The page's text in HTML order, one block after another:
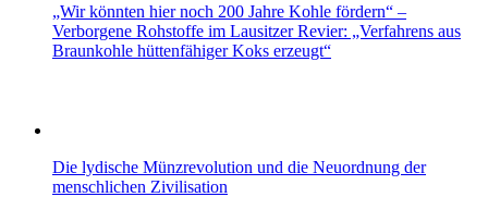
„Wir könnten hier noch 200 Jahre Kohle fördern“ –
Verborgene Rohstoffe im Lausitzer Revier: „Verfahrens aus
Braunkohle hüttenfähiger Koks erzeugt“
Die lydische Münzrevolution und die Neuordnung der
menschlichen Zivilisation